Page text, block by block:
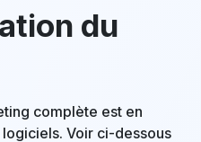
du
complète est en
Voir ci-dessous